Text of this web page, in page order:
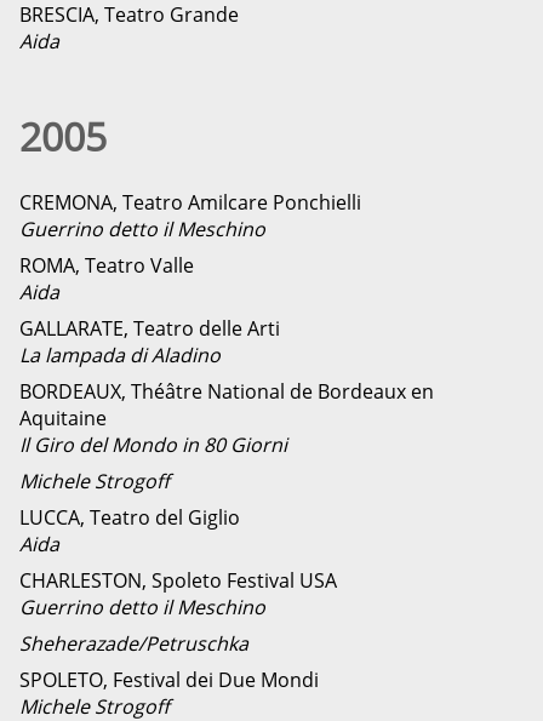
BRESCIA, Teatro Grande
Aida
2005
CREMONA, Teatro Amilcare Ponchielli
Guerrino detto il Meschino
ROMA, Teatro Valle
Aida
GALLARATE, Teatro delle Arti
La lampada di Aladino
BORDEAUX, Théâtre National de Bordeaux en
Aquitaine
Il Giro del Mondo in 80 Giorni
Michele Strogoff
LUCCA, Teatro del Giglio
Aida
CHARLESTON, Spoleto Festival USA
Guerrino detto il Meschino
Sheherazade/Petruschka
SPOLETO, Festival dei Due Mondi
Michele Strogoff